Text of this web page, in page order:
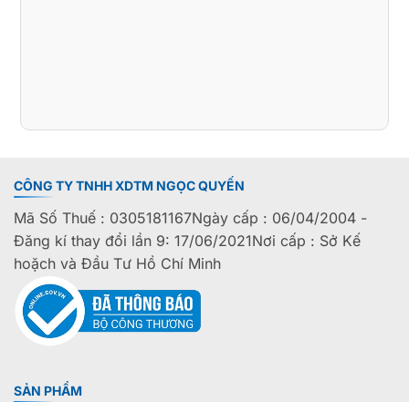
CÔNG TY TNHH XDTM NGỌC QUYẾN
Mã Số Thuế : 0305181167Ngày cấp : 06/04/2004 -
Đăng kí thay đổi lần 9: 17/06/2021Nơi cấp : Sở Kế
hoặch và Đầu Tư Hồ Chí Minh
SẢN PHẨM